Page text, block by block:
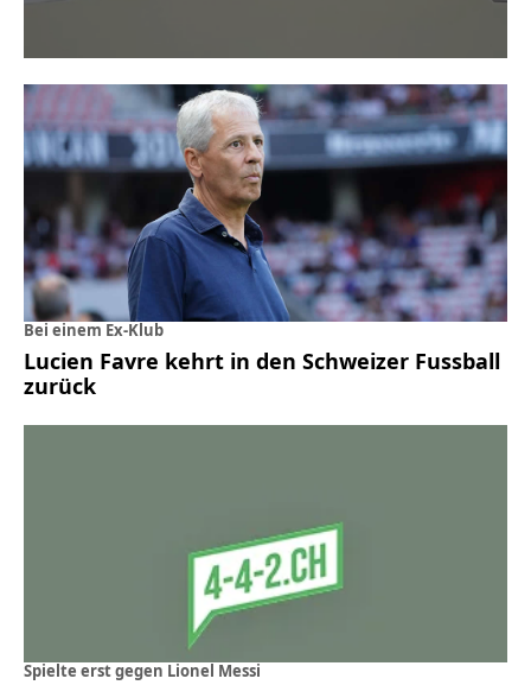
Bei einem Ex-Klub
Lucien Favre kehrt in den Schweizer Fussball
zurück
Spielte erst gegen Lionel Messi